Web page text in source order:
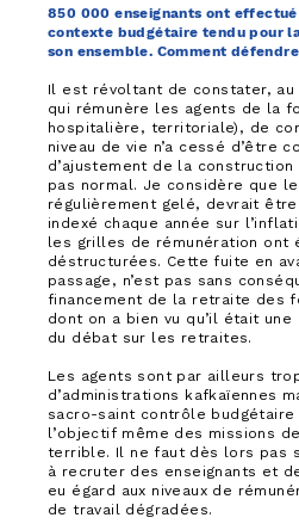
850 000 enseignants ont
contexte budgétaire tendu pour
son ensemble. Comment
Il est révoltant de constater, au
qui rémunère les agents de la
hospitalière, territoriale), de
niveau de vie n’a cessé d’être
d’ajustement de la construction
pas normal. Je considère que
régulièrement gelé, devrait
indexé chaque année sur
les grilles de rémunération ont
déstructurées. Cette fuite en
passage, n’est pas sans
financement de la retraite des
dont on a bien vu qu’il était
du débat sur les retraites.
Les agents sont par ailleurs
d’administrations kafkaïennes
sacro-saint contrôle budgétaire
l’objectif même des missions
terrible. Il ne faut dès lors pas
à recruter des enseignants et
eu égard aux niveaux de
de travail dégradées.